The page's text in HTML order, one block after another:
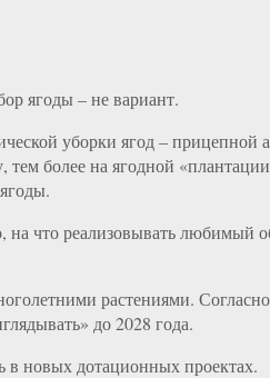
ягоды – не вариант.
уборки ягод – прицепной
более на ягодной
что реализовывать любимый
растениями.
до 2028 года.
в новых дотационных проектах.